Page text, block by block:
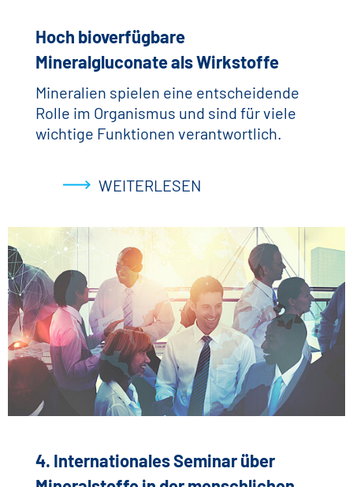
Hoch bioverfügbare
Mineralgluconate als Wirkstoffe
Mineralien spielen eine entscheidende
Rolle im Organismus und sind für viele
wichtige Funktionen verantwortlich.
WEITERLESEN
4. Internationales Seminar über